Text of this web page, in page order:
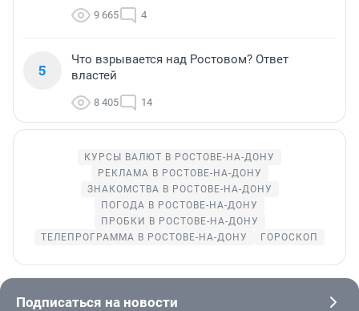
9 665 4
5
Что взрывается над Ростовом? Ответ
властей
8 405 14
КУРСЫ ВАЛЮТ В РОСТОВЕ-НА-ДОНУ
РЕКЛАМА В РОСТОВЕ-НА-ДОНУ
ЗНАКОМСТВА В РОСТОВЕ-НА-ДОНУ
ПОГОДА В РОСТОВЕ-НА-ДОНУ
ПРОБКИ В РОСТОВЕ-НА-ДОНУ
ТЕЛЕПРОГРАММА В РОСТОВЕ-НА-ДОНУ
ГОРОСКОП
Подписаться на новости